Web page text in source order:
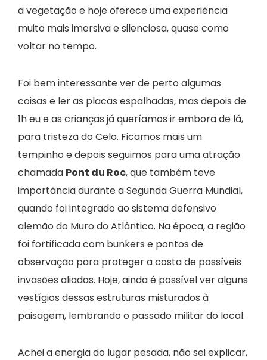
a vegetação e hoje oferece uma experiência
muito mais imersiva e silenciosa, quase como
voltar no tempo.
Foi bem interessante ver de perto algumas
coisas e ler as placas espalhadas, mas depois de
1h eu e as crianças já queríamos ir embora de lá,
para tristeza do Celo. Ficamos mais um
tempinho e depois seguimos para uma atração
chamada Pont du Roc, que também teve
importância durante a Segunda Guerra Mundial,
quando foi integrado ao sistema defensivo
alemão do Muro do Atlântico. Na época, a região
foi fortificada com bunkers e pontos de
observação para proteger a costa de possíveis
invasões aliadas. Hoje, ainda é possível ver alguns
vestígios dessas estruturas misturados à
paisagem, lembrando o passado militar do local.
Achei a energia do lugar pesada, não sei explicar,